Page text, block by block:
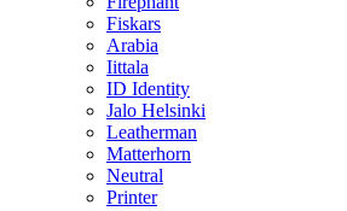
Fiskars
Arabia
Iittala
ID Identity
Jalo Helsinki
Leatherman
Matterhorn
Neutral
Printer